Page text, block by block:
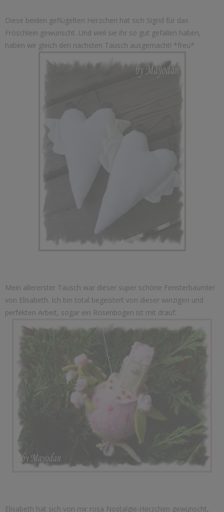
Diese beiden geflügelten Herzchen hat sich Sigrid für das
Fröschlein gewünscht. Und weil sie ihr so gut gefallen haben,
haben wir gleich den nächsten Tausch ausgemacht! *freu*
Mein allererster Tausch war dieser super schöne Fensterbaumler
von Elisabeth. Ich bin total begeistert von dieser winzigen und
perfekten Arbeit, sogar ein Rosenbogen ist mit drauf.
Elisabeth hat sich von mir rosa Nostalgie-Herzchen gewünscht,